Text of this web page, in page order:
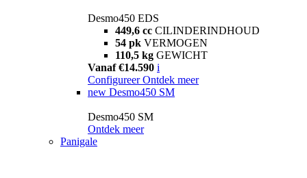
Desmo450 EDS
449,6 cc CILINDERINDHOUD
54 pk VERMOGEN
110,5 kg GEWICHT
Vanaf €14.590 i
Configureer Ontdek meer
new Desmo450 SM
Desmo450 SM
Ontdek meer
Panigale